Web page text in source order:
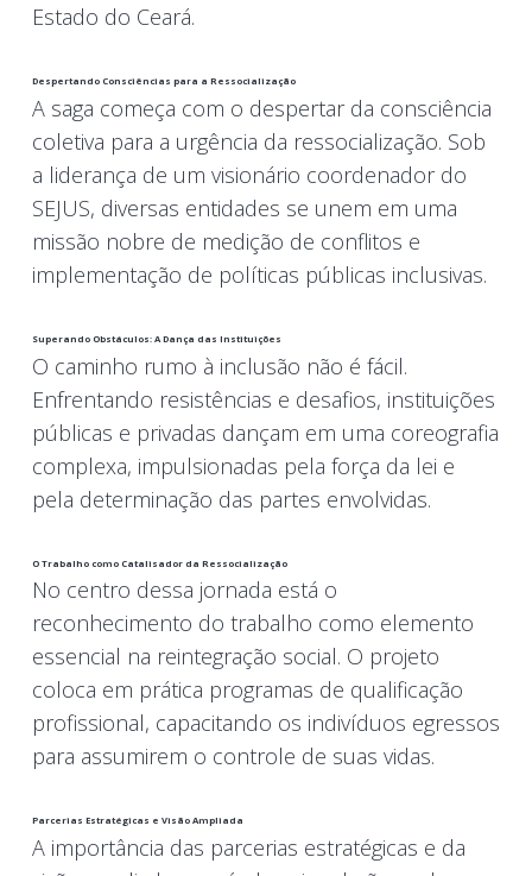
Estado do Ceará.
Despertando Consciências para a Ressocialização
A saga começa com o despertar da consciência
coletiva para a urgência da ressocialização. Sob
a liderança de um visionário coordenador do
SEJUS, diversas entidades se unem em uma
missão nobre de medição de conflitos e
implementação de políticas públicas inclusivas.
Superando Obstáculos: A Dança das Instituições
O caminho rumo à inclusão não é fácil.
Enfrentando resistências e desafios, instituições
públicas e privadas dançam em uma coreografia
complexa, impulsionadas pela força da lei e
pela determinação das partes envolvidas.
O Trabalho como Catalisador da Ressocialização
No centro dessa jornada está o
reconhecimento do trabalho como elemento
essencial na reintegração social. O projeto
coloca em prática programas de qualificação
profissional, capacitando os indivíduos egressos
para assumirem o controle de suas vidas.
Parcerias Estratégicas e Visão Ampliada
A importância das parcerias estratégicas e da